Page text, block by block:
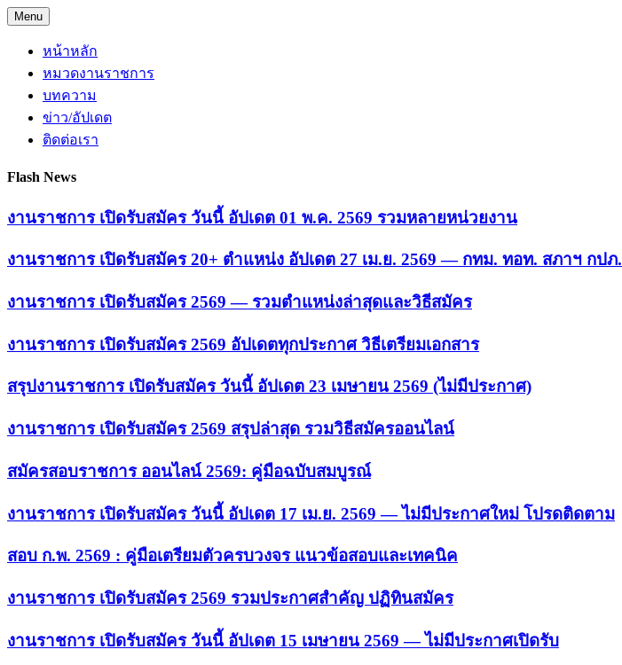
Skip
to
content
Menu
หน้าหลัก
หมวดงานราชการ
บทความ
ข่าว/อัปเดต
ติดต่อเรา
Flash News
งานราชการ เปิดรับสมัคร วันนี้ อัปเดต 01 พ.ค. 2569 รวมหลายหน่วยงาน
งานราชการ เปิดรับสมัคร 20+ ตำแหน่ง อัปเดต 27 เม.ย. 2569 — กทม. ทอท. สภาฯ กปภ.
งานราชการ เปิดรับสมัคร 2569 — รวมตำแหน่งล่าสุดและวิธีสมัคร
งานราชการ เปิดรับสมัคร 2569 อัปเดตทุกประกาศ วิธีเตรียมเอกสาร
สรุปงานราชการ เปิดรับสมัคร วันนี้ อัปเดต 23 เมษายน 2569 (ไม่มีประกาศ)
งานราชการ เปิดรับสมัคร 2569 สรุปล่าสุด รวมวิธีสมัครออนไลน์
สมัครสอบราชการ ออนไลน์ 2569: คู่มือฉบับสมบูรณ์
งานราชการ เปิดรับสมัคร วันนี้ อัปเดต 17 เม.ย. 2569 — ไม่มีประกาศใหม่ โปรดติดตาม
สอบ ก.พ. 2569 : คู่มือเตรียมตัวครบวงจร แนวข้อสอบและเทคนิค
งานราชการ เปิดรับสมัคร 2569 รวมประกาศสำคัญ ปฏิทินสมัคร
งานราชการ เปิดรับสมัคร วันนี้ อัปเดต 15 เมษายน 2569 — ไม่มีประกาศเปิดรับ